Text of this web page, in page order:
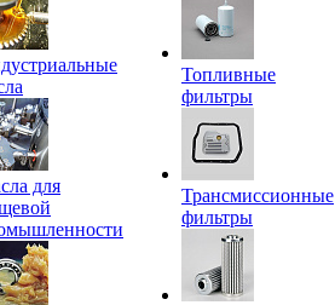
для
Топливные
фильтры
Трансмиссионные
фильтры